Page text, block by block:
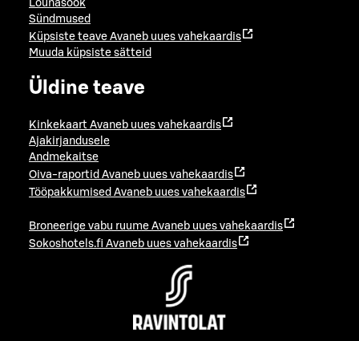
Lõunasöök
Sündmused
Küpsiste teave Avaneb uues vahekaardis
Muuda küpsiste sätteid
Üldine teave
Kinkekaart Avaneb uues vahekaardis
Ajakirjandusele
Andmekaitse
Oiva-raportid Avaneb uues vahekaardis
Tööpakkumised Avaneb uues vahekaardis
Broneerige vabu ruume Avaneb uues vahekaardis
Sokoshotels.fi Avaneb uues vahekaardis